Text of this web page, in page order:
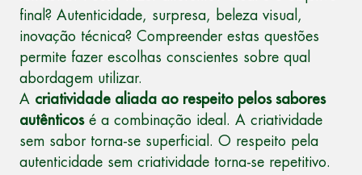
final? Autenticidade, surpresa, beleza visual,
inovação técnica? Compreender estas questões
permite fazer escolhas conscientes sobre qual
abordagem utilizar.
A criatividade aliada ao respeito pelos sabores
autênticosé a combinação ideal. A criatividade
sem sabor torna-se superficial. O respeito pela
autenticidade sem criatividade torna-se repetitivo.